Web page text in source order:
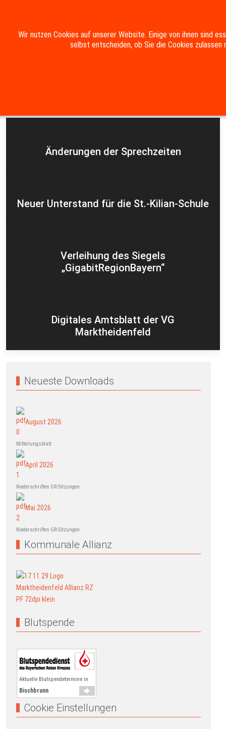
Impressum Datenschutzerklärung
Änderungen der Sprechzeiten
Neuer Unterstand für die St.-Kilian-Schule
Verleihung des Siegels
„GigabitRegionBayern“
Digitales Amtsblatt der VG
Marktheidenfeld
Neueste Downloads
August 2026
Mitteilungsblatt
April 2026
Niederschriften GR-Sitzungen
Mai 2026
Niederschriften GR-Sitzungen
Kommunale Allianz
Blutspende
Aktuelle Blutspendetermine in
Bischbrunn
Cookie Einstellungen
Wir nutzen Cookies auf unserer Website. Einige von ihnen sind
selbst entscheiden, ob Sie die Cookies